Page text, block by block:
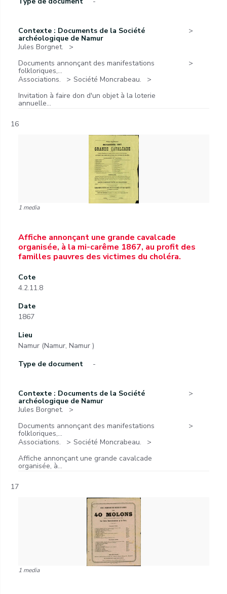
Contexte : Documents de la Société
archéologique de Namur
Jules Borgnet.
Documents annonçant des manifestations
folkloriques,...
Associations.
Société Moncrabeau.
Invitation à faire don d'un objet à la loterie
annuelle...
16
1 media
Affiche annonçant une grande cavalcade
organisée, à la mi-carême 1867, au profit des
familles pauvres des victimes du choléra.
Cote
4.2.11.8
Date
1867
Lieu
Namur (Namur, Namur )
Type de document
-
Contexte : Documents de la Société
archéologique de Namur
Jules Borgnet.
Documents annonçant des manifestations
folkloriques,...
Associations.
Société Moncrabeau.
Affiche annonçant une grande cavalcade
organisée, à...
17
1 media